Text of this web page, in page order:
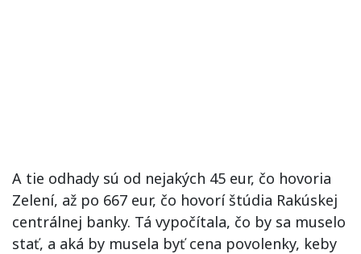
A tie odhady sú od nejakých 45 eur, čo hovoria
Zelení, až po 667 eur, čo hovorí štúdia Rakúskej
centrálnej banky. Tá vypočítala, čo by sa muselo
stať, a aká by musela byť cena povolenky, keby